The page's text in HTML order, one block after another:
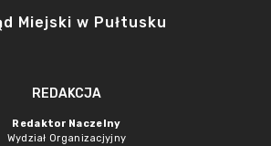
Miejski w Pułtusku
REDAKCJA
Redaktor Naczelny
Wydział Organizacjyjny